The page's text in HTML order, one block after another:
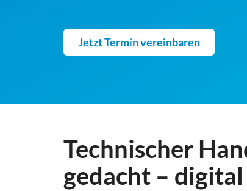
Jetzt Termin vereinbaren
Technischer
gedacht –